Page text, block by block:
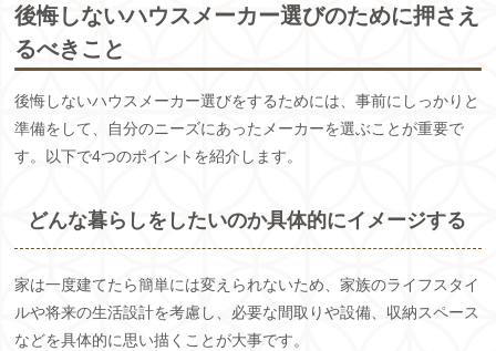
後悔しないハウスメーカー選びのために押さえ
るべきこと
後悔しないハウスメーカー選びをするためには、事前にしっかりと
準備をして、自分のニーズにあったメーカーを選ぶことが重要で
す。以下で4つのポイントを紹介します。
どんな暮らしをしたいのか具体的にイメージする
家は一度建てたら簡単には変えられないため、家族のライフスタイ
ルや将来の生活設計を考慮し、必要な間取りや設備、収納スペース
などを具体的に思い描くことが大事です。